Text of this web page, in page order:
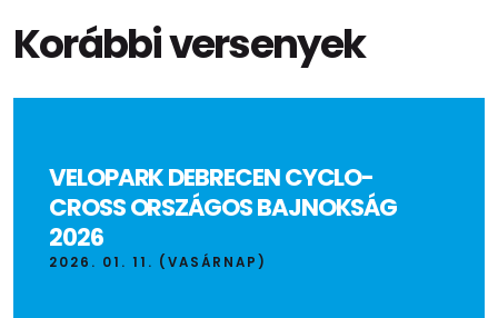
Korábbi versenyek
VELOPARK DEBRECEN CYCLO-
CROSS ORSZÁGOS BAJNOKSÁG
2026
2026. 01. 11. (VASÁRNAP)